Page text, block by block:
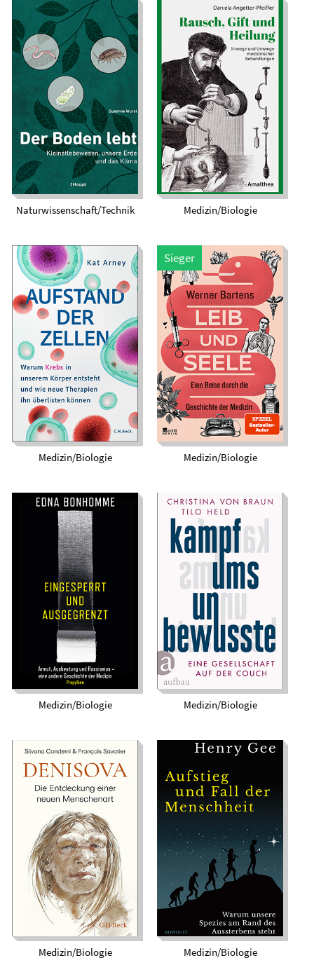
Der Boden lebt.
Kleinstlebewesen,
unsere Erde und das
Klima
Naturwissenschaft/Technik
Rausch, Gift und
Heilung. Irrwege und
Umwege
medizinischer
Behandlungen
Medizin/Biologie
Aufstand der Zellen.
Warum Krebs in
unserem Körper
entsteht und wie
neue Therapien ihn
überlisten können
Medizin/Biologie
Leib und Seele. Eine
Reise durch die
Geschichte der
Medizin
Medizin/Biologie
Eingesperrt und
ausgegrenzt. Armut,
Ausbeutung und
Rassismus – eine
andere Geschichte
der Medizin
Medizin/Biologie
Kampf ums
Unbewusste. Eine
Gesellschaft auf der
Medizin/Biologie
Denisova. Die
Entdeckung einer
neuen Menschenart
Medizin/Biologie
Aufstieg und Fall der
Menschheit. Warum
unsere Spezies am
Rand des
Aussterbens steht
Medizin/Biologie